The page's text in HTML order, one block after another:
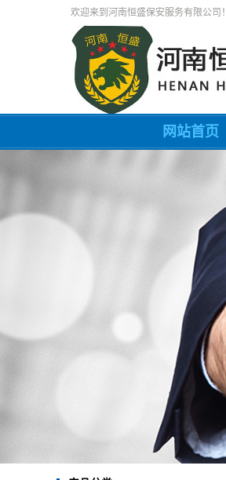
欢迎来到河南恒盛保安服务有限公司！
网站首页